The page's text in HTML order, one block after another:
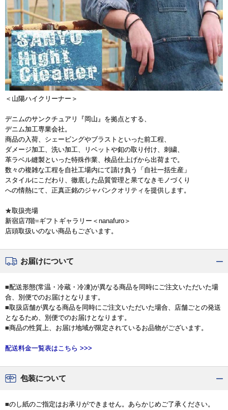
＜山陽ハイクリーナー＞
デニムのサンクチュアリ『岡山』を拠点とする、
デニム加工専業会社。
商品の入荷、シェービングやブラストといった前工程、
ダメージ加工、洗い加工、リベットや釦の取り付け、刺繍、
革ラベル縫製といった特殊作業、検品仕上げから出荷まで。
数々の複雑な工程を自社工場内にて請け負う「自社一括生産」
スタイルにこだわり、徹底した品質管理と果てなきモノづくり
への情熱にて、正真正銘のジャパンクオリティを提供します。
★取扱売場
新宿店7階=ギフトギャラリー＜nanafuro＞
店頭取扱いのない商品もございます。
お届けについて
■配送形態(常温・冷蔵・冷凍)が異なる商品を同時にご注文いただいた場
合、別便でのお届けとなります。
■取扱店舗が異なる商品を同時にご注文いただいた場合、店舗ごとの発送
となるため、別便でのお届けとなります。
■商品の性質上、お届け地域が限定されているお品物がございます。
配送料金一覧表はこちら >>>
包装について
■のし紙のご指定はお承りができません。あらかじめご了承ください。